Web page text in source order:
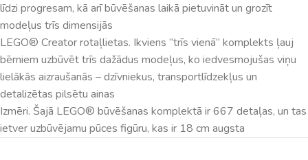
līdzi progresam, kā arī būvēšanas laikā pietuvināt un grozīt
modeļus trīs dimensijās
LEGO® Creator rotaļlietas. Ikviens “trīs vienā” komplekts ļauj
bērniem uzbūvēt trīs dažādus modeļus, ko iedvesmojušas viņu
lielākās aizraušanās – dzīvniekus, transportlīdzekļus un
detalizētas pilsētu ainas
Izmēri. Šajā LEGO® būvēšanas komplektā ir 667 detaļas, un tas
ietver uzbūvējamu pūces figūru, kas ir 18 cm augsta